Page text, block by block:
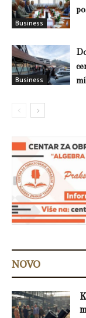
Business
Business
NOVO